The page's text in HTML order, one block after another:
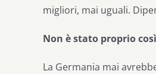
migliori, mai uguali.
Non è stato proprio
La Germania mai